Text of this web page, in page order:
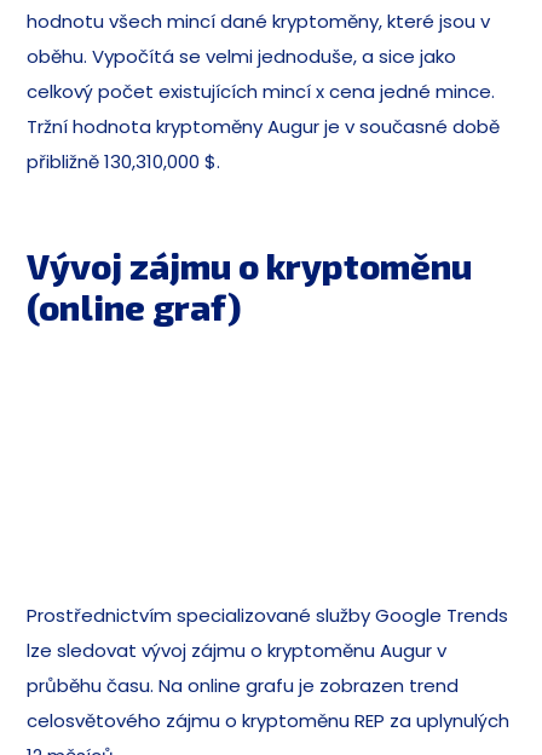
hodnotu všech mincí dané kryptoměny, které jsou v
oběhu. Vypočítá se velmi jednoduše, a sice jako
celkový počet existujících mincí x cena jedné mince.
Tržní hodnota kryptoměny Augur je v současné době
přibližně 130,310,000 $.
Vývoj zájmu o kryptoměnu
(online graf)
Prostřednictvím specializované služby Google Trends
lze sledovat vývoj zájmu o kryptoměnu Augur v
průběhu času. Na online grafu je zobrazen trend
celosvětového zájmu o kryptoměnu REP za uplynulých